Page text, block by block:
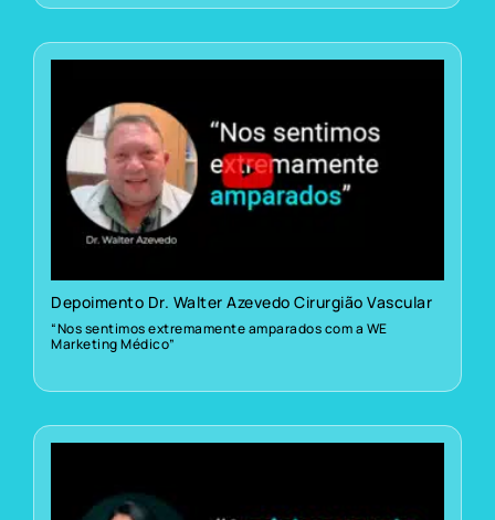
Depoimento Dr. Walter Azevedo Cirurgião Vascular
“Nos sentimos extremamente amparados com a WE
Marketing Médico”